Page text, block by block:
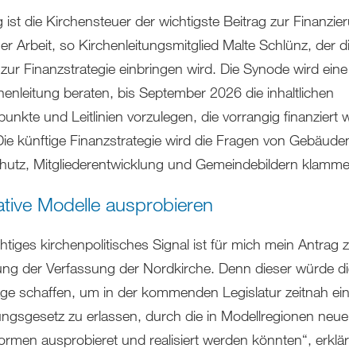
ist die Kirchensteuer der wichtigste Beitrag zur
Arbeit, so Kirchenleitungsmitglied Malte Schlünz, der
Finanzstrategie einbringen wird. Die Synode wird
beraten, bis September 2026 die inhaltlichen
und Leitlinien vorzulegen, die vorrangig finanziert
künftige Finanzstrategie wird die Fragen von
Mitgliederentwicklung und Gemeindebildern
Modelle ausprobieren
kirchenpolitisches Signal ist für mich mein Antrag
der Verfassung der Nordkirche. Denn dieser würde
schaffen, um in der kommenden Legislatur zeitnah ein
zu erlassen, durch die in Modellregionen neue
ausprobieret und realisiert werden könnten“,